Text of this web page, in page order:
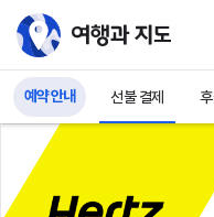
허츠(Hertz) 렌
예약 안내 선불 결제 후